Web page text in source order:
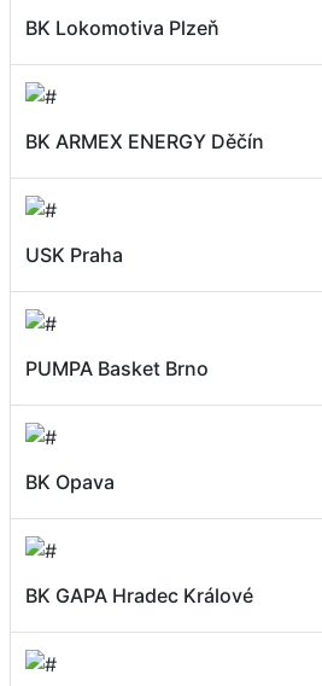
BK Lokomotiva Plzeň
BK ARMEX ENERGY Děčín
USK Praha
PUMPA Basket Brno
BK Opava
BK GAPA Hradec Králové